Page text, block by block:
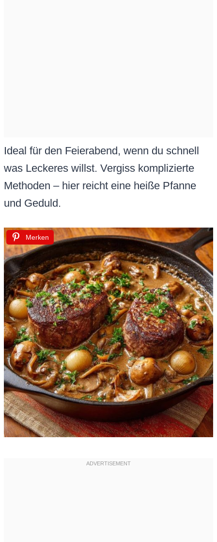
Ideal für den Feierabend, wenn du schnell
was Leckeres willst. Vergiss komplizierte
Methoden – hier reicht eine heiße Pfanne
und Geduld.
Merken